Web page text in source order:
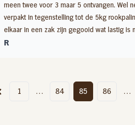
meen twee voor 3 maar 5 ontvangen. Wel
verpakt in tegenstelling tot de 5kg
elkaar in een zak zijn gegooid wat lastig is
R
1 … 84 85 86 …